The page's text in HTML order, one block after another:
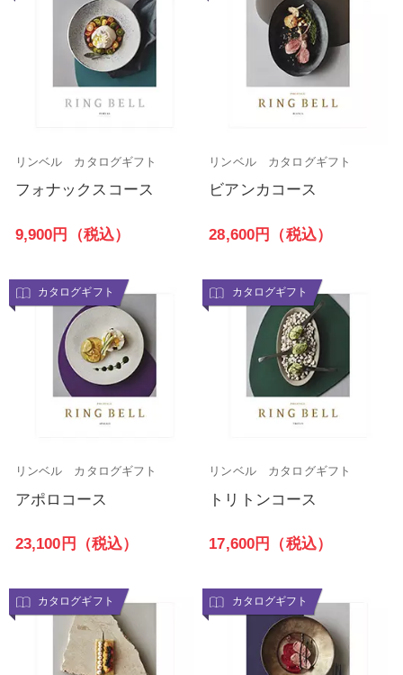
リンベル カタログギフト
フォナックスコース
9,900円（税込）
リンベル カタログギフト
ビアンカコース
28,600円（税込）
カタログギフト
リンベル カタログギフト
アポロコース
23,100円（税込）
カタログギフト
リンベル カタログギフト
トリトンコース
17,600円（税込）
カタログギフト カタログギフト